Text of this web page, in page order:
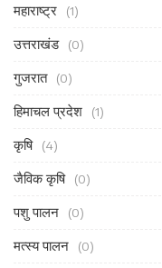
महाराष्ट्र (1)
उत्तराखंड (0)
गुजरात (0)
हिमाचल प्रदेश (1)
कृषि (4)
जैविक कृषि (0)
पशु पालन (0)
मत्स्य पालन (0)